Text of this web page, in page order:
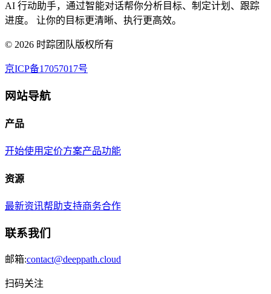
AI 行动助手，通过智能对话帮你分析目标、制定计划、跟踪
进度。 让你的目标更清晰、执行更高效。
© 2026 时踪团队版权所有
京ICP备17057017号
网站导航
产品
开始使用 定价方案产品功能
资源
最新资讯帮助支持商务合作
联系我们
邮箱:contact@deeppath.cloud
扫码关注